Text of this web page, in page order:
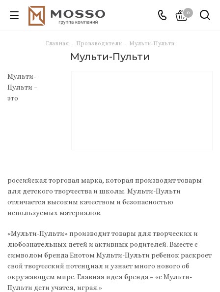
0
Главная - Производители - Мульти-Пульти
Мульти-Пульти
Мульти-
Пульти –
это
российская торговая марка, которая производит товары
для детского творчества и школы. Мульти-Пульти
отличается высоким качеством и безопасностью
используемых материалов.
«Мульти-Пульти» производит товары для творческих и
любознательных детей и активных родителей. Вместе с
символом бренда Енотом Мульти-Пульти ребенок раскроет
свой творческий потенциал и узнает много нового об
окружающем мире. Главная идея бренда – «с Мульти-
Пульти дети учатся, играя.»